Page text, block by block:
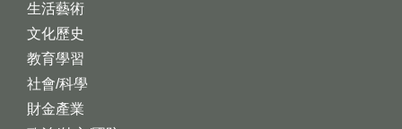
生活藝術
文化歷史
教育學習
社會/科學
財金產業